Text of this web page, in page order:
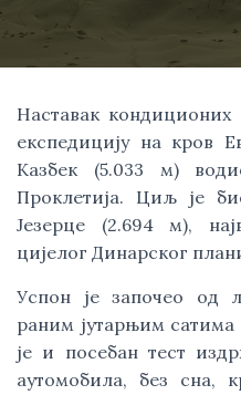
Наставак
експедицију на кров
Kазбек (5.033 м)
Проклетија. Циљ је
Језерце (2.694 м),
цијелог Динарског
Успон је започео од
раним јутарњим
је и посебан тест
аутомобила, без сна,